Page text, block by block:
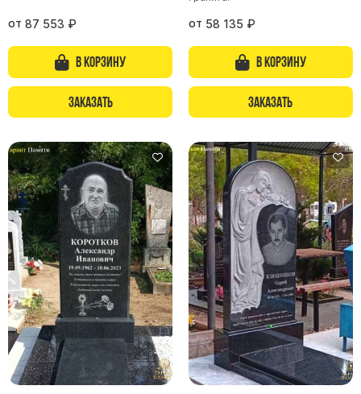
от 87 553 ₽
В корзину
Заказать
от 58 135 ₽
В корзину
Заказать